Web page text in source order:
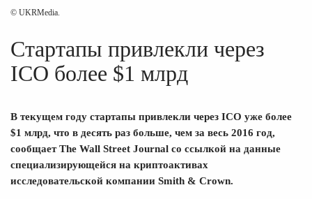
© UKRMedia.
Стартапы привлекли через
ICO более $1 млрд
В текущем году стартапы привлекли через ICO уже более
$1 млрд, что в десять раз больше, чем за весь 2016 год,
сообщает The Wall Street Journal со ссылкой на данные
специализирующейся на криптоактивах
исследовательской компании Smith & Crown.